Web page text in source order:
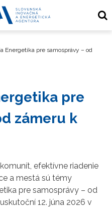
Energetika pre samosprávy – od
pre
zámeru k
efektívne riadenie
a mestá sú témy
pre samosprávy – od
12. júna 2026 v